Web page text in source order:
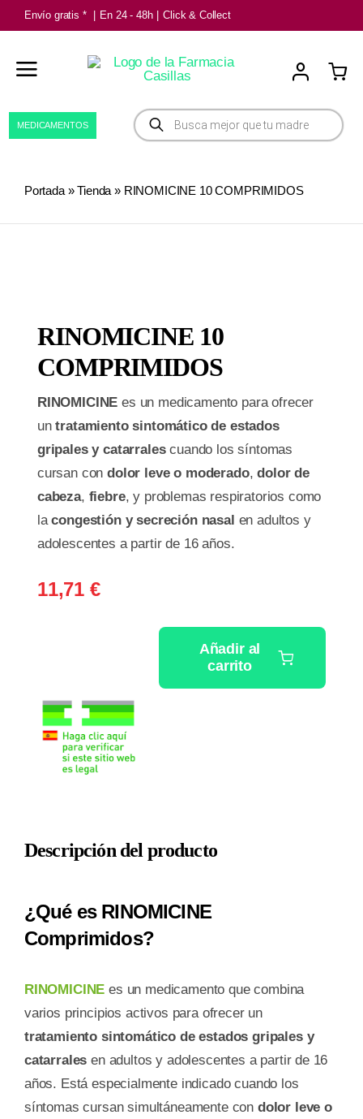
Saltar
al
contenido
Envío gratis * En 24 - 48h Click & Collect
Búsqueda
de
productos
MEDICAMENTOS
Portada»Tienda » RINOMICINE 10 COMPRIMIDOS
RINOMICINE 10
COMPRIMIDOS
RINOMICINE es un medicamento para ofrecer
untratamiento sintomático de estados
gripales y catarralescuando los síntomas
cursan condolor leve o moderado,dolor de
cabeza, fiebre, y problemas respiratorios como
lacongestión y secreción nasal en adultos y
adolescentes a partir de 16 años.
11,71 €
COMPRIMIDOS
cantidad
Añadir al
carrito
Descripción del producto
¿Qué es RINOMICINE
Comprimidos?
RINOMICINE es un medicamento que combina
varios principios activos para ofrecer un
tratamiento sintomático de estados gripales y
catarrales en adultos y adolescentes a partir de 16
años. Está especialmente indicado cuando los
síntomas cursan simultáneamente con dolor leve o